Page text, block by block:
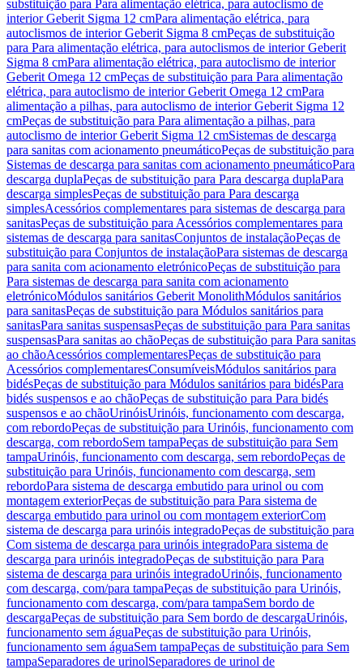
substituição para Para alimentação elétrica, para autoclismo de
interior Geberit Sigma 12 cmPara alimentação elétrica, para
autoclismos de interior Geberit Sigma 8 cmPeças de substituição
para Para alimentação elétrica, para autoclismos de interior Geberit
Sigma 8 cmPara alimentação elétrica, para autoclismo de interior
Geberit Omega 12 cmPeças de substituição para Para alimentação
elétrica, para autoclismo de interior Geberit Omega 12 cmPara
alimentação a pilhas, para autoclismo de interior Geberit Sigma 12
cmPeças de substituição para Para alimentação a pilhas, para
autoclismo de interior Geberit Sigma 12 cmSistemas de descarga
para sanitas com acionamento pneumáticoPeças de substituição para
Sistemas de descarga para sanitas com acionamento pneumáticoPara
descarga duplaPeças de substituição para Para descarga duplaPara
descarga simplesPeças de substituição para Para descarga
simplesAcessórios complementares para sistemas de descarga para
sanitasPeças de substituição para Acessórios complementares para
sistemas de descarga para sanitasConjuntos de instalaçãoPeças de
substituição para Conjuntos de instalaçãoPara sistemas de descarga
para sanita com acionamento eletrónicoPeças de substituição para
Para sistemas de descarga para sanita com acionamento
eletrónicoMódulos sanitários Geberit MonolithMódulos sanitários
para sanitasPeças de substituição para Módulos sanitários para
sanitasPara sanitas suspensasPeças de substituição para Para sanitas
suspensasPara sanitas ao chãoPeças de substituição para Para sanitas
ao chãoAcessórios complementaresPeças de substituição para
Acessórios complementaresConsumíveisMódulos sanitários para
bidésPeças de substituição para Módulos sanitários para bidésPara
bidés suspensos e ao chãoPeças de substituição para Para bidés
suspensos e ao chãoUrinóisUrinóis, funcionamento com descarga,
com rebordoPeças de substituição para Urinóis, funcionamento com
descarga, com rebordoSem tampaPeças de substituição para Sem
tampaUrinóis, funcionamento com descarga, sem rebordoPeças de
substituição para Urinóis, funcionamento com descarga, sem
rebordoPara sistema de descarga embutido para urinol ou com
montagem exteriorPeças de substituição para Para sistema de
descarga embutido para urinol ou com montagem exteriorCom
sistema de descarga para urinóis integradoPeças de substituição para
Com sistema de descarga para urinóis integradoPara sistema de
descarga para urinóis integradoPeças de substituição para Para
sistema de descarga para urinóis integradoUrinóis, funcionamento
com descarga, com/para tampaPeças de substituição para Urinóis,
funcionamento com descarga, com/para tampaSem bordo de
descargaPeças de substituição para Sem bordo de descargaUrinóis,
funcionamento sem águaPeças de substituição para Urinóis,
funcionamento sem águaSem tampaPeças de substituição para Sem
tampaSeparadores de urinolSeparadores de urinol de